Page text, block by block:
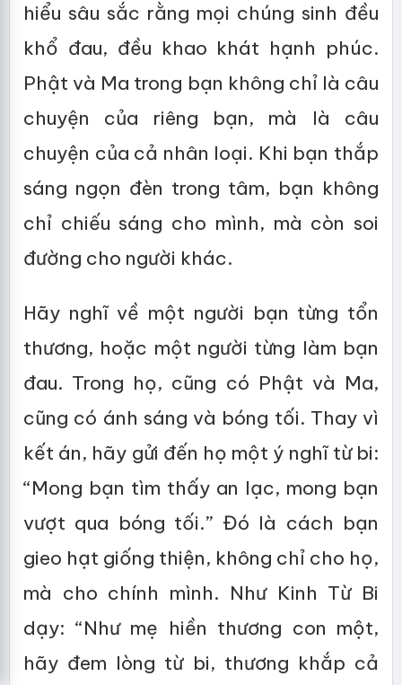
hiểu sâu sắc rằng mọi chúng sinh đều
khổ đau, đều khao khát hạnh phúc.
Phật và Ma trong bạn không chỉ là câu
chuyện của riêng bạn, mà là câu
chuyện của cả nhân loại. Khi bạn thắp
sáng ngọn đèn trong tâm, bạn không
chỉ chiếu sáng cho mình, mà còn soi
đường cho người khác.
Hãy nghĩ về một người bạn từng tổn
thương, hoặc một người từng làm bạn
đau. Trong họ, cũng có Phật và Ma,
cũng có ánh sáng và bóng tối. Thay vì
kết án, hãy gửi đến họ một ý nghĩ từ bi:
“Mong bạn tìm thấy an lạc, mong bạn
vượt qua bóng tối.” Đó là cách bạn
gieo hạt giống thiện, không chỉ cho họ,
mà cho chính mình. Như Kinh Từ Bi
dạy: “Như mẹ hiền thương con một,
hãy đem lòng từ bi, thương khắp cả